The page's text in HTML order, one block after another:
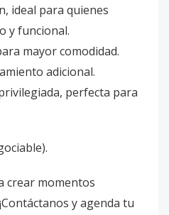
ideal para quienes
y funcional.
mayor comodidad.
adicional.
perfecta para
crear momentos
y agenda tu